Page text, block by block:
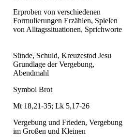
Erproben von verschiedenen
Formulierungen Erzählen, Spielen
von Alltagssituationen, Sprichworte
Sünde, Schuld, Kreuzestod Jesu
Grundlage der Vergebung,
Abendmahl
Symbol Brot
Mt 18,21-35; Lk 5,17-26
Vergebung und Frieden, Vergebung
im Großen und Kleinen